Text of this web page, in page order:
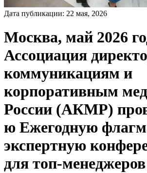
Дата публикации: 22 мая, 2026
Москва, май 2026
Ассоциация
коммуникациям и
корпоративным
России (АКМР)
ю Ежегодную
экспертную
для топ-